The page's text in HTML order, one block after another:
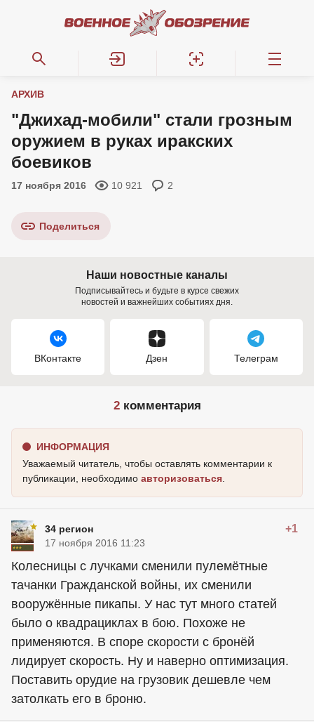
АРХИВ
"Джихад-мобили" стали грозным
оружием в руках иракских
боевиков
17 ноября 2016 10 921 2
Поделиться
Наши новостные каналы
Подписывайтесь и будьте в курсе свежих
новостей и важнейших событиях дня.
ВКонтакте Дзен Телеграм
2комментария
ИНФОРМАЦИЯ
Уважаемый читатель, чтобы оставлять комментарии к
публикации, необходимо авторизоваться
34 регион +1
17 ноября 2016 11:23
Колесницы с лучками сменили пулемётные
тачанки Гражданской войны, их сменили
вооружённые пикапы. У нас тут много статей
было о квадрациклах в бою. Похоже не
применяются. В споре скорости с бронёй
лидирует скорость. Ну и наверно оптимизация.
Поставить орудие на грузовик дешевле чем
затолкать его в броню.